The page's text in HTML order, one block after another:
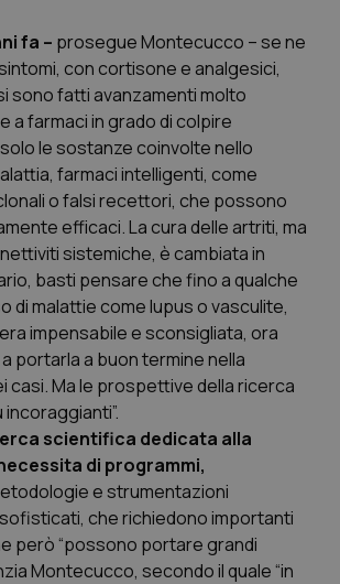
Giulia
di Bolzano
di Trento
& coronaropatie
Febbre
& Scompenso
fa – prosegue Montecucco – se ne
con cortisone e analgesici,
sono fatti avanzamenti molto
a farmaci in grado di colpire
le sostanze coinvolte nello
farmaci intelligenti, come
o falsi recettori, che possono
efficaci. La cura delle artriti, ma
sistemiche, è cambiata in
basti pensare che fino a qualche
di malattie come lupus o vasculite,
impensabile e sconsigliata, ora
portarla a buon termine nella
casi. Ma le prospettive della ricerca
scientifica dedicata alla
di programmi,
e strumentazioni
che richiedono importanti
però “possono portare grandi
Montecucco, secondo il quale “in